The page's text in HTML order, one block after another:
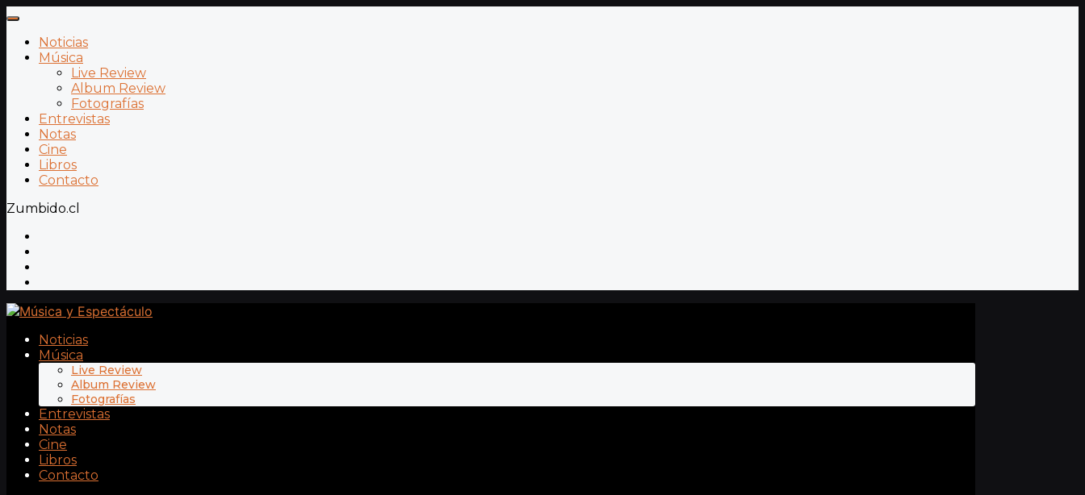
Noticias
Música
Live Review
Album Review
Fotografías
Entrevistas
Notas
Cine
Libros
Contacto
Zumbido.cl
Noticias
Música
Live Review
Album Review
Fotografías
Entrevistas
Notas
Cine
Libros
Contacto